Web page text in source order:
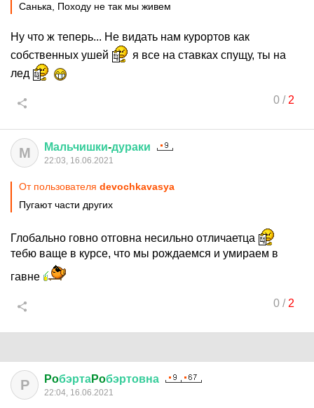
Санька, Походу не так мы живем
Ну что ж теперь... Не видать нам курортов как
собственных ушей
я все на ставках спущу, ты на
лед
0/ 2
М Мальчишки-дураки
22:03, 16.06.2021
От пользователя devochkavasya
Пугают части других
Глобально говно отговна несильно отличаетца
тебю ваще в курсе, что мы рождаемся и умираем в
гавне
0/ 2
P PoбэртаPoбэртовна
22:04, 16.06.2021